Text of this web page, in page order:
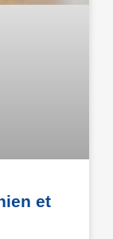
et